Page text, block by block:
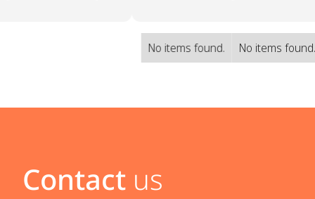
No items found. No items
Contact us